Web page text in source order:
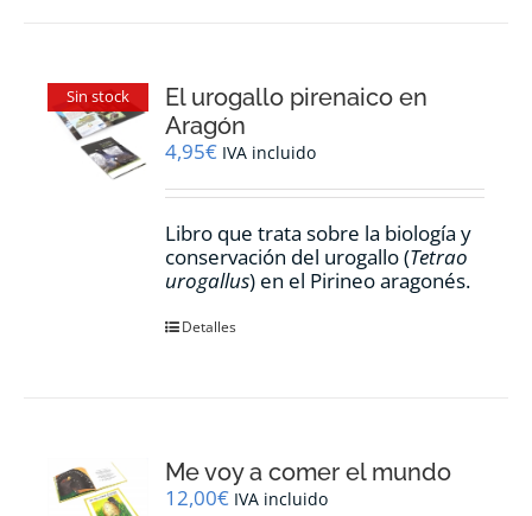
Sin stock
El urogallo pirenaico en
Aragón
4,95€ IVA incluido
Libro que trata sobre la biología y
conservación del urogallo (Tetrao
urogallus) en el Pirineo aragonés.
Detalles
Me voy a comer el mundo
12,00€ IVA incluido